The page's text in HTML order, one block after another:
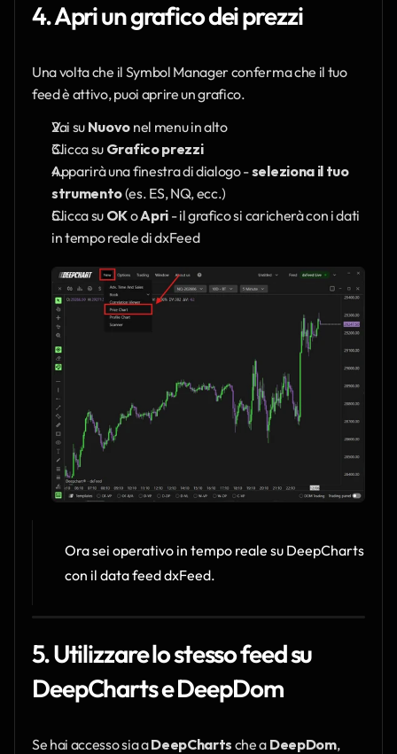
4. Apri un grafico dei prezzi
Una volta che il Symbol Manager conferma che il tuo
feed è attivo, puoi aprire un grafico.
Vai su Nuovo nel menu in alto
Clicca su Grafico prezzi
Apparirà una finestra di dialogo - seleziona il tuo
strumento (es. ES, NQ, ecc.)
Clicca su OK o Apri - il grafico si caricherà con i dati
in tempo reale di dxFeed
Ora sei operativo in tempo reale su DeepCharts
con il data feed dxFeed.
5. Utilizzare lo stesso feed su
DeepCharts e DeepDom
Se hai accesso sia a DeepCharts che a DeepDom,